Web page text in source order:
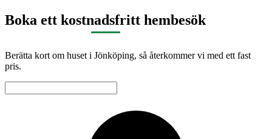
Boka ett kostnadsfritt hembesök
Berätta kort om huset i Jönköping, så återkommer vi med ett fast
pris.